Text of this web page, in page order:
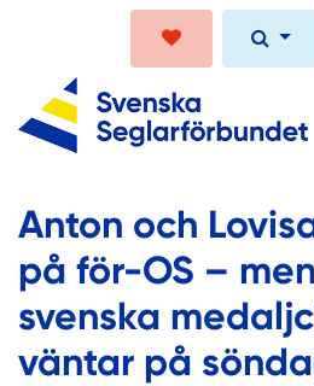
Anton och
på för-OS –
svenska
väntar på